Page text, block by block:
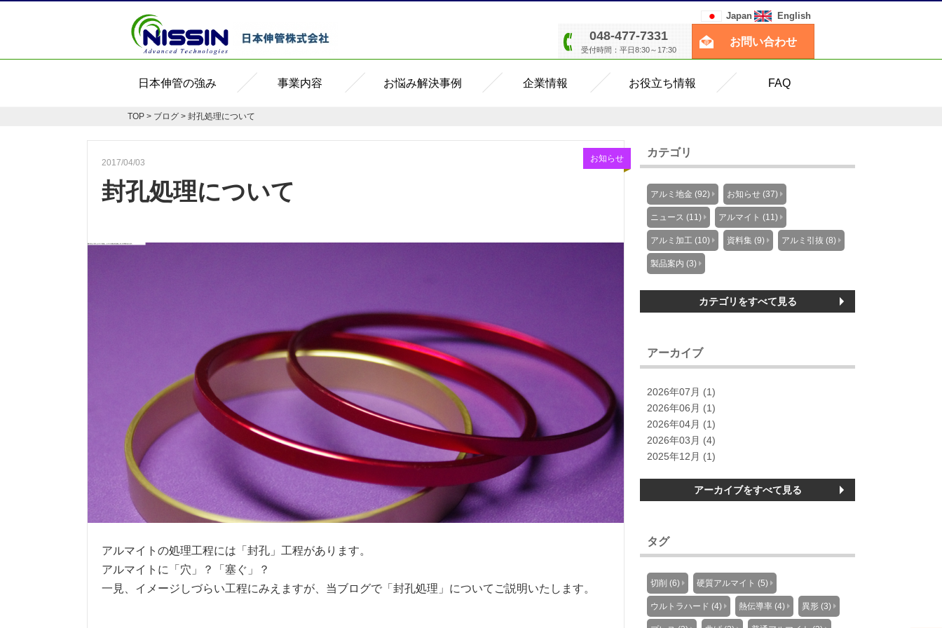
Japan English
048-477-7331
受付時間：平日8:30～17:30
お問い合わせ
日本伸管の強み 事業内容 お悩み解決事例 企業情報 お役立ち情報 FAQ
TOP > ブログ > 封孔処理について
お知らせ
2017/04/03
封孔処理について
アルマイトの処理工程には「封孔」工程があります。
アルマイトに「穴」？「塞ぐ」？
一見、イメージしづらい工程にみえますが、当ブログで「封孔処理」についてご説明いたします。
カテゴリ
アルミ地金 (92) お知らせ (37)
ニュース (11) アルマイト (11)
アルミ加工 (10) 資料集 (9) アルミ引抜 (8)
製品案内 (3)
カテゴリをすべて見る
アーカイブ
2026年07月 (1)
2026年06月 (1)
2026年04月 (1)
2026年03月 (4)
2025年12月 (1)
アーカイブをすべて見る
タグ
切削 (6) 硬質アルマイト (5)
ウルトラハード (4) 熱伝導率 (4) 異形 (3)